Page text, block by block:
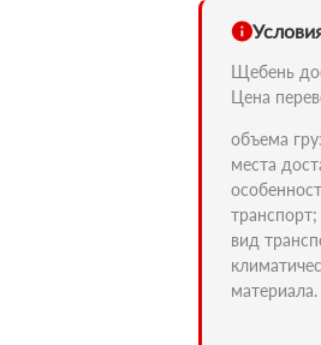
Щебень
Цена
объема
места
транспорт;
вид
материала.